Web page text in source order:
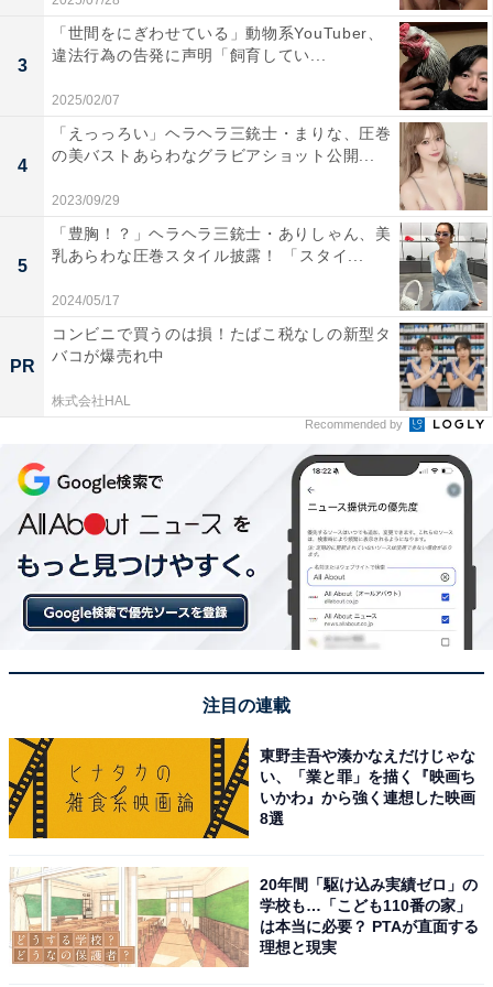
3
「世間をにぎわせている」動物系YouTuber、
違法行為の告発に声明「飼育してい...
2025/02/07
4
「えっっろい」ヘラヘラ三銃士・まりな、圧巻
の美バストあらわなグラビアショット公開...
2023/09/29
5
「豊胸！？」ヘラヘラ三銃士・ありしゃん、美
乳あらわな圧巻スタイル披露！ 「スタイ...
2024/05/17
PR
コンビニで買うのは損！たばこ税なしの新型タ
バコが爆売れ中
株式会社HAL
Recommended by
注目の連載
東野圭吾や湊かなえだけじゃな
い、「業と罪」を描く『映画ち
いかわ』から強く連想した映画
8選
20年間「駆け込み実績ゼロ」の
学校も…「こども110番の家」
は本当に必要？ PTAが直面する
理想と現実